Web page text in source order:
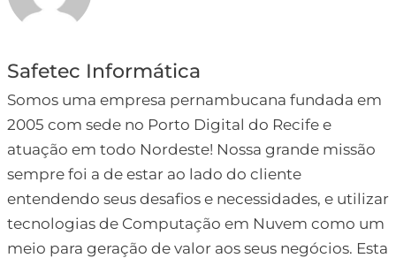
Safetec Informática
Somos uma empresa pernambucana fundada em
2005 com sede no Porto Digital do Recife e
atuação em todo Nordeste! Nossa grande missão
sempre foi a de estar ao lado do cliente
entendendo seus desafios e necessidades, e utilizar
tecnologias de Computação em Nuvem como um
meio para geração de valor aos seus negócios. Esta